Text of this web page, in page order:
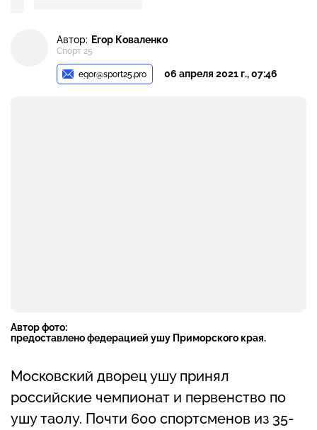
Автор: Егор Коваленко
Спорт 25
egor@sport25.pro 06 апреля 2021 г., 07:46
Автор фото:
предоставлено федерацией ушу Приморского края.
Московский дворец ушу принял
российские чемпионат и первенство по
ушу таолу. Почти 600 спортсменов из 35-